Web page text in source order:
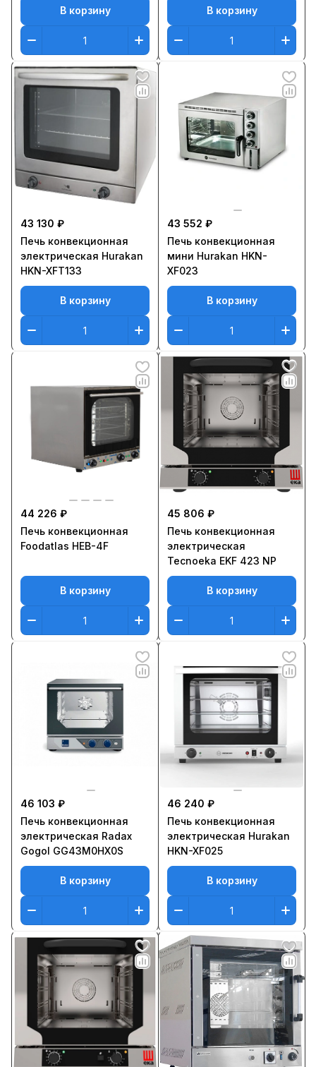
В корзину В корзину
43 130 ₽
Печь конвекционная
электрическая Hurakan
HKN-XFT133
В корзину
43 552 ₽
Печь конвекционная
мини Hurakan HKN-
XF023
В корзину
44 226 ₽
Печь конвекционная
Foodatlas HEB-4F
В корзину
45 806 ₽
Печь конвекционная
электрическая
Tecnoeka EKF 423 NP
В корзину
46 103 ₽
Печь конвекционная
электрическая Radax
Gogol GG43M0HX0S
В корзину
46 240 ₽
Печь конвекционная
электрическая Hurakan
HKN-XF025
В корзину